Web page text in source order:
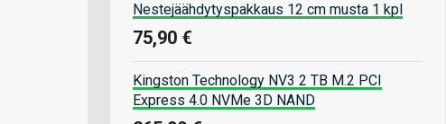
Nestejäähdytyspakkaus 12 cm musta 1 kpl
75,90 €
Kingston Technology NV3 2 TB M.2 PCI
Express 4.0 NVMe 3D NAND